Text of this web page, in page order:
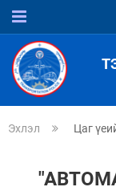
Эхлэл Цаг